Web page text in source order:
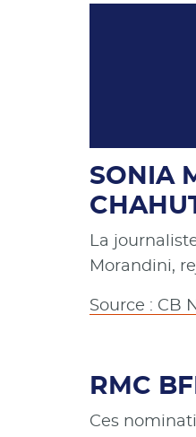
SONIA
La
Morandini,
Source : CB
RMC
Ces